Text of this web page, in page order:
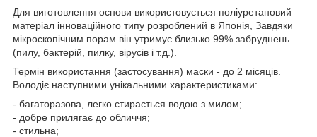
Для виготовлення основи використовується поліуретановий
матеріал інноваційного типу розроблений в Японія, Завдяки
мікроскопічним порам він утримує близько 99% забруднень
(пилу, бактерій, пилку, вірусів і т.д.).
Термін використання (застосування) маски - до 2 місяців.
Володіє наступними унікальними характеристиками:
- багаторазова, легко стирається водою з милом;
- добре прилягає до обличчя;
- стильна;